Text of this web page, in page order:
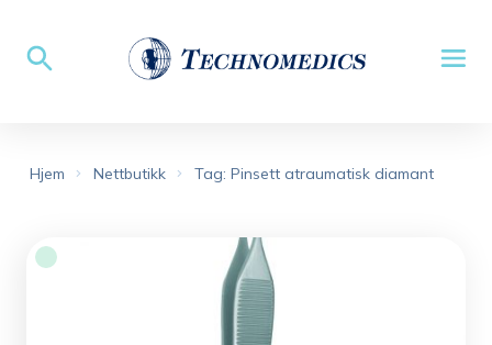
Hjem Nettbutikk Tag: Pinsett atraumatisk diamant